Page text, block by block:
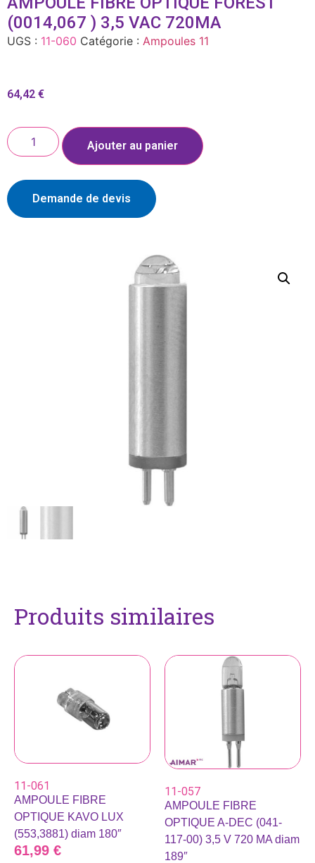
(0014,067 ) 3,5 VAC 720MA
UGS : 11-060 Catégorie : Ampoules 11
64,42 €
Ajouter au panier
Demande de devis
Produits similaires
11-061
AMPOULE FIBRE
OPTIQUE KAVO LUX
(553,3881) diam 180″
61,99 €
11-057
AMPOULE FIBRE
OPTIQUE A-DEC (041-
117-00) 3,5 V 720 MA diam
189″